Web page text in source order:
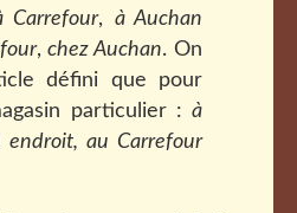
Carrefour, à Auchan
,chez Auchan. On
défini que pour
particulier : à
au Carrefour